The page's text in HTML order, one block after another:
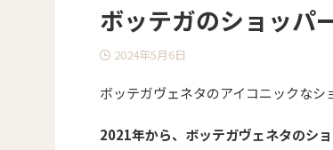
ボッテガのショッパ
2024年5月6日
ボッテガヴェネタのアイコニックなシ
2021年から、ボッテガヴェネタのシ